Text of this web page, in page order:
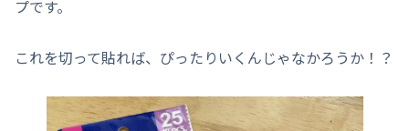
プです。
これを切って貼れば、ぴったりいくんじゃなかろうか！？